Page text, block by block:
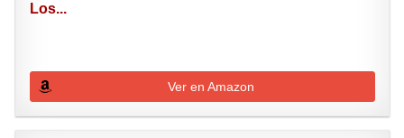
Los...
Ver en Amazon